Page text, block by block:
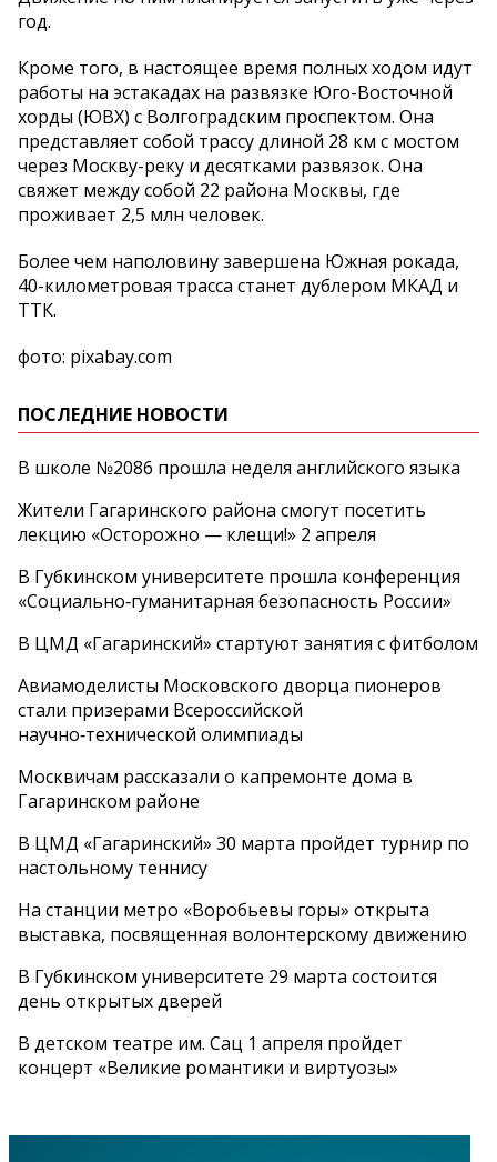
год.
Кроме того, в настоящее время полных ходом идут
работы на эстакадах на развязке Юго-Восточной
хорды (ЮВХ) с Волгоградским проспектом. Она
представляет собой трассу длиной 28 км с мостом
через Москву-реку и десятками развязок. Она
свяжет между собой 22 района Москвы, где
проживает 2,5 млн человек.
Более чем наполовину завершена Южная рокада,
40-километровая трасса станет дублером МКАД и
ТТК.
фото: pixabay.com
ПОСЛЕДНИЕ НОВОСТИ
В школе №2086 прошла неделя английского языка
Жители Гагаринского района смогут посетить
лекцию «Осторожно — клещи!» 2 апреля
В Губкинском университете прошла конференция
«Социально‑гуманитарная безопасность России»
В ЦМД «Гагаринский» стартуют занятия с фитболом
Авиамоделисты Московского дворца пионеров
стали призерами Всероссийской
научно‑технической олимпиады
Москвичам рассказали о капремонте дома в
Гагаринском районе
В ЦМД «Гагаринский» 30 марта пройдет турнир по
настольному теннису
На станции метро «Воробьевы горы» открыта
выставка, посвященная волонтерскому движению
В Губкинском университете 29 марта состоится
день открытых дверей
В детском театре им. Сац 1 апреля пройдет
концерт «Великие романтики и виртуозы»